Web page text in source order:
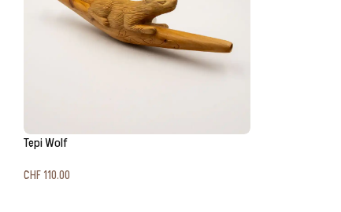
Tepi Wolf
CHF110.00